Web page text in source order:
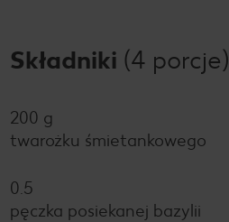
Składniki (4 porcje)
200 g
twarożku śmietankowego
0.5
pęczka posiekanej bazylii